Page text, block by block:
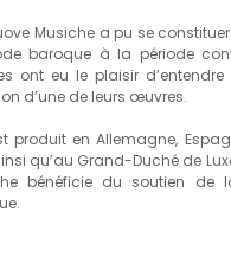
Musiche a pu se
baroque à la période
ont eu le plaisir d’entendre
d’une de leurs œuvres.
produit en Allemagne,
qu’au Grand-Duché de
bénéficie du soutien de